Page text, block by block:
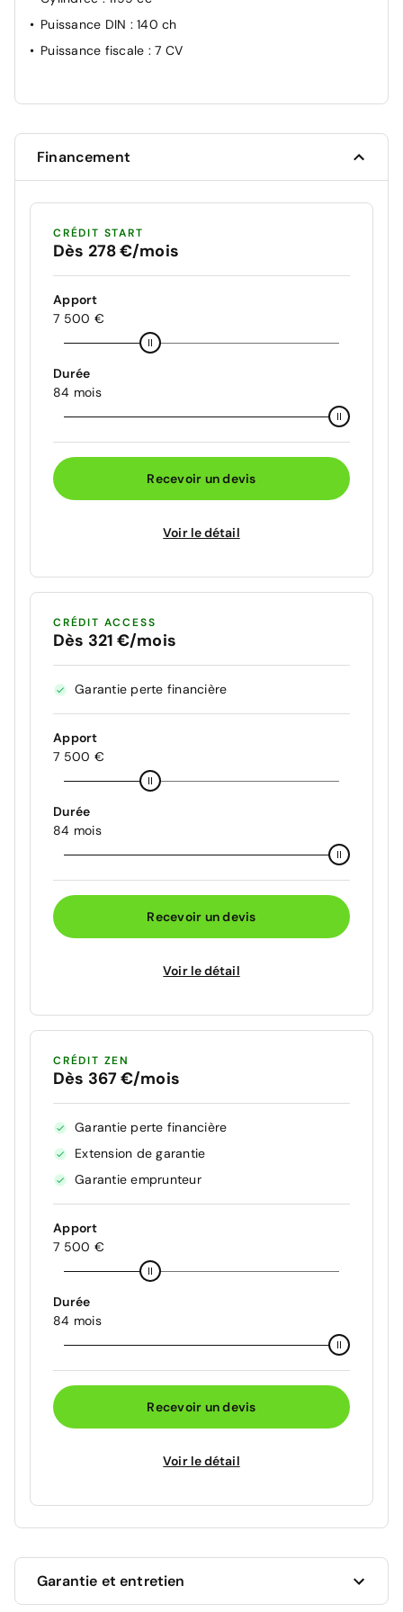
Puissance DIN : 140 ch
Puissance fiscale : 7 CV
Financement
CRÉDIT START
Dès 278 €/mois
Apport
7 500 €
Durée
84 mois
Recevoir un devis
Voir le détail
CRÉDIT ACCESS
Dès 321 €/mois
Garantie perte financière
Apport
7 500 €
Durée
84 mois
Recevoir un devis
Voir le détail
CRÉDIT ZEN
Dès 367 €/mois
Garantie perte financière
Extension de garantie
Garantie emprunteur
Apport
7 500 €
Durée
84 mois
Recevoir un devis
Voir le détail
Garantie et entretien